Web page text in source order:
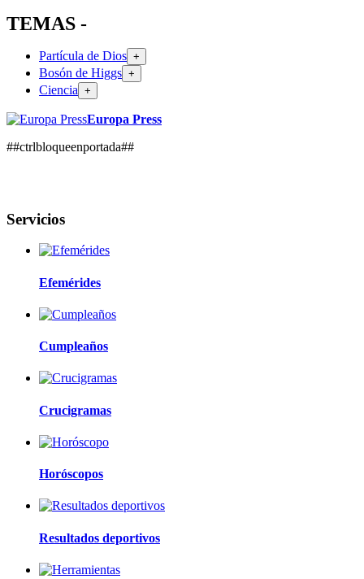
TEMAS -
Partícula de Dios +
Bosón de Higgs +
Ciencia +
Europa Press
##ctrlbloqueenportada##
Servicios
Efemérides
Cumpleaños
Crucigramas
Horóscopos
Resultados deportivos